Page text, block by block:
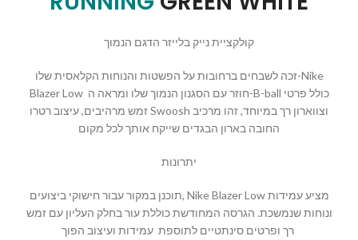
קולקציית נייק בלייזר הדגם הנמוך
זכה לשבחים ברחובות על הפשטות והנוחות הקלאסית שלו-Nike
Blazer Low חוזר עם הסגנון הנמוך שלו ומראה ה-B-ball כולל פרטי
זמש מרהיבים, עיצוב רטרו Swoosh וצווארון רך במיוחד, זהו מרכיב
החובה בארון הבגדים שייקח אותך לכל מקום
יתרונות
תוכנן במקור עבור חישוקי ביצועים, Nike Blazer Low מציע עמידות
ונוחות שנמשכת. הגרסה המחודשת כוללת עור בחלק העליון עם זמש